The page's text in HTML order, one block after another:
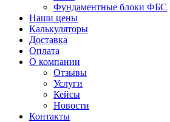
Фундаментные блоки ФБС
Наши цены
Калькуляторы
Доставка
Оплата
О компании
Отзывы
Услуги
Кейсы
Новости
Контакты